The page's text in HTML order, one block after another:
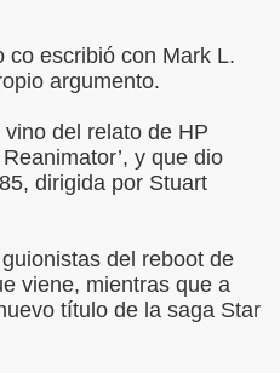
co escribió con Mark L.
argumento.
del relato de HP
y que dio
dirigida por Stuart
del reboot de
viene, mientras que a
título de la saga Star